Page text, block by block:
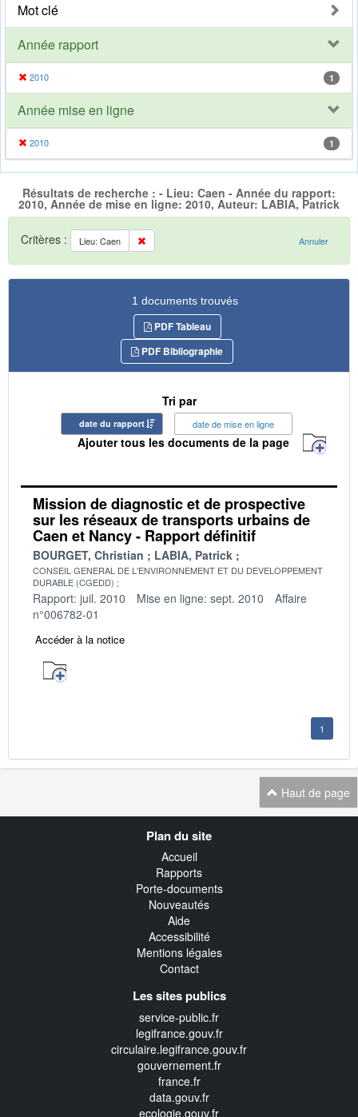
Mot clé
Année rapport
2010 1
Année mise en ligne
2010 1
Résultats de recherche : - Lieu: Caen - Année du rapport:
2010, Année de mise en ligne: 2010, Auteur: LABIA, Patrick
Critères : Lieu: Caen Annuler
1 documents trouvés
PDF Tableau
PDF Bibliographie
Tri par
date du rapport date de mise en ligne
Ajouter tous les documents de la page
Mission de diagnostic et de prospective
sur les réseaux de transports urbains de
Caen et Nancy - Rapport définitif
BOURGET, Christian LABIA, Patrick
CONSEIL GENERAL DE L'ENVIRONNEMENT ET DU DEVELOPPEMENT
DURABLE (CGEDD)
Rapport: juil. 2010 Mise en ligne: sept. 2010
Affaire
n°006782-01
Accéder à la notice
1
Haut de page
Plan du site
Accueil
Rapports
Porte-documents
Nouveautés
Aide
Accessibilité
Mentions légales
Contact
Les sites publics
service-public.fr
legifrance.gouv.fr
circulaire.legifrance.gouv.fr
gouvernement.fr
france.fr
data.gouv.fr
ecologie.gouv.fr